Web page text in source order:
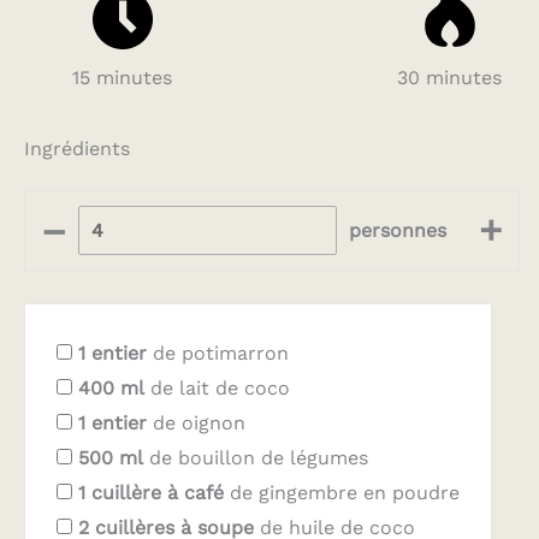
15 minutes 30 minutes
Ingrédients
– personnes +
1 entier de potimarron
400 mlde lait de coco
1 entier de oignon
500 mlde bouillon de légumes
1 cuillère à café de gingembre en poudre
2 cuillères à soupe de huile de coco